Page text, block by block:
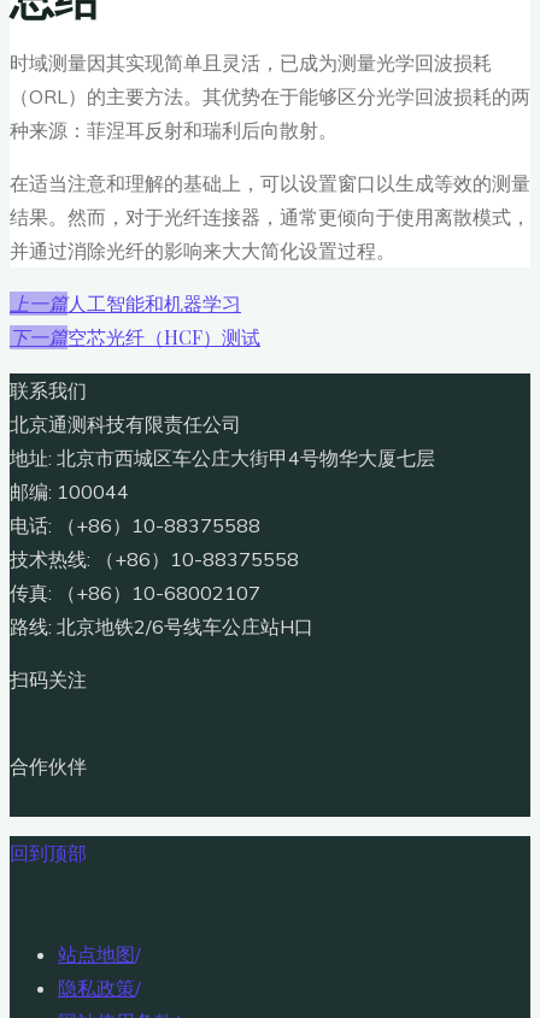
时域测量因其实现简单且灵活，已成为测量光学回波损耗
（ORL）的主要方法。其优势在于能够区分光学回波损耗的两
种来源：菲涅耳反射和瑞利后向散射。
在适当注意和理解的基础上，可以设置窗口以生成等效的测量
结果。然而，对于光纤连接器，通常更倾向于使用离散模式，
并通过消除光纤的影响来大大简化设置过程。
上一篇人工智能和机器学习
下一篇空芯光纤（HCF）测试
联系我们
北京通测科技有限责任公司
地址: 北京市西城区车公庄大街甲4号物华大厦七层
邮编: 100044
电话: （+86）10-88375588
技术热线: （+86）10-88375558
传真: （+86）10-68002107
路线: 北京地铁2/6号线车公庄站H口
扫码关注
合作伙伴
回到顶部
站点地图/
隐私政策/